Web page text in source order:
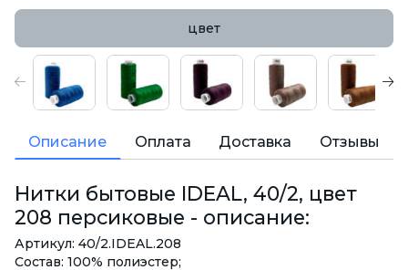
цвет
Описание Оплата Доставка Отзывы
Нитки бытовые IDEAL, 40/2, цвет
208 персиковые - описание:
Артикул: 40/2.IDEAL.208
Состав: 100% полиэстер;